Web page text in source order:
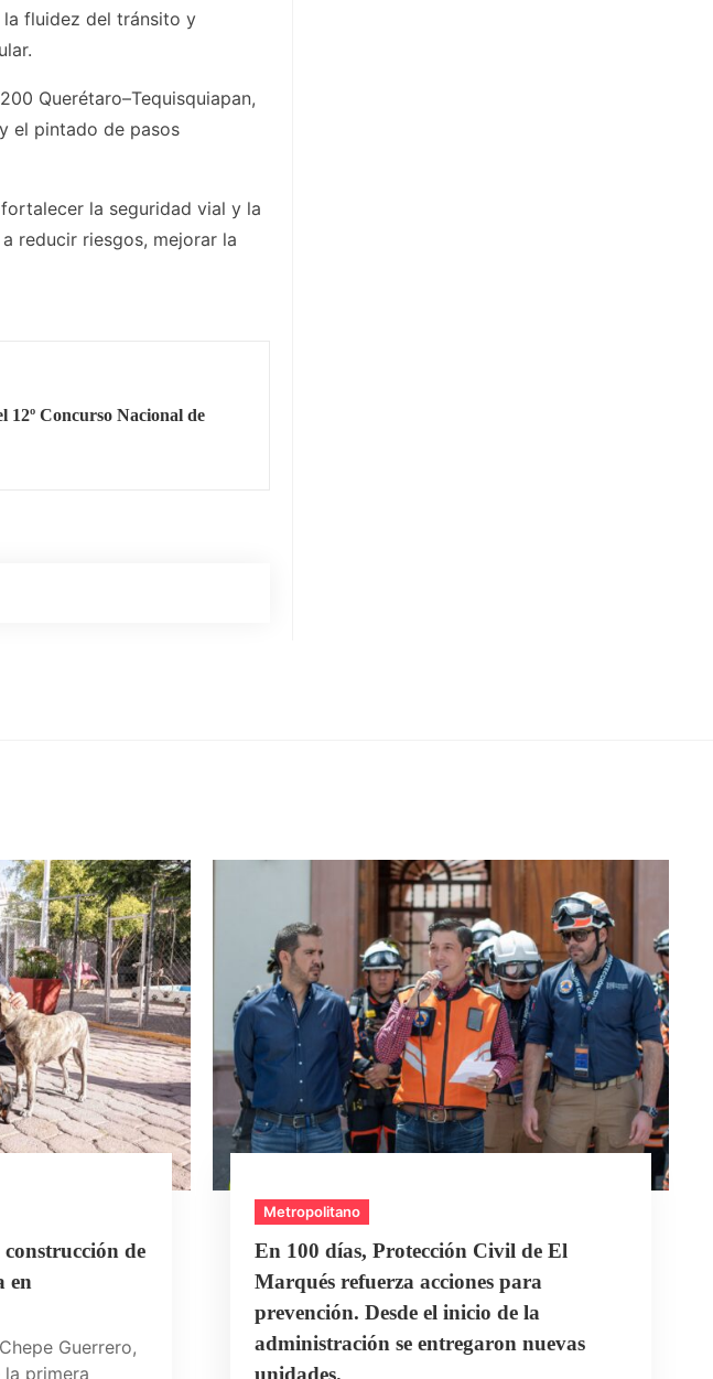
fluidez del tránsito y
Querétaro–Tequisquiapan,
el pintado de pasos
la seguridad vial y la
reducir riesgos, mejorar la
12º Concurso Nacional de
de
en
Guerrero,
primera
Metropolitano
En 100 días, Protección Civil de El
Marqués refuerza acciones para
prevención. Desde el inicio de la
administración se entregaron nuevas
unidades.